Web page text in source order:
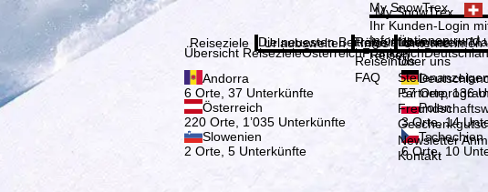
My SnowTrex
My SnowTrex
Ihr Kunden-Login
Informationen rund
Reisen.
Reiseziele
Übersicht ReisezieleÖsterreichFrankreich
Andorra
6 Orte, 37 Unterkünfte
57 Orte, 136
Österreich
220 Orte, 1’035 Unterkünfte
Polen
3 Orte, 14
Slowenien
2 Orte, 5 Unterkünfte
Tschechien
6 Orte, 10
Urlaubswelten
Die neuesten Beiträge aus unserem
Infos
Reiseinfos
Reiseinfos
FAQ
Unternehmen
Über uns
Über uns
Newsletter
Kontakt